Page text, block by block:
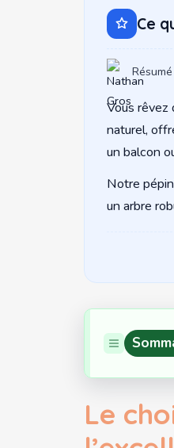
Ce
Vous rêvez
naturel,
un balcon
Notre
un arbre
Le